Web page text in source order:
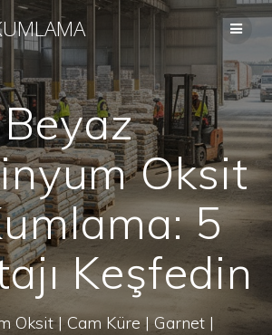
to
content
Beyaz
Oksit
5
Keşfedin
Oksit | Cam Küre | Garnet |